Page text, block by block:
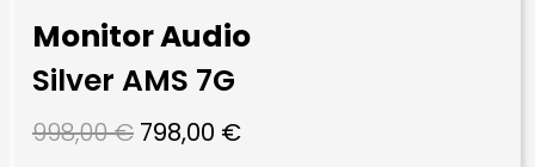
Monitor Audio
Silver AMS 7G
998,00€ Ursprünglicher
798,00 €Aktueller